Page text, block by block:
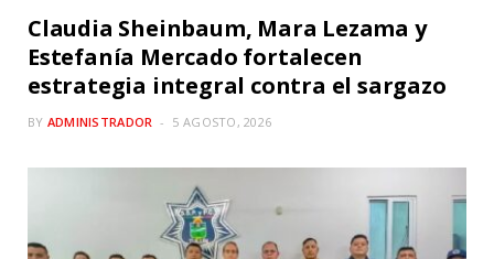
Claudia Sheinbaum, Mara Lezama y
Estefanía Mercado fortalecen
estrategia integral contra el sargazo
BY ADMINISTRADOR 5 AGOSTO, 2026